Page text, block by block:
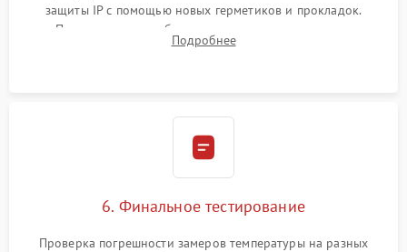
защиты IP с помощью новых герметиков и прокладок.
Программная калибровка матрицы по эталонному
абсолютно черному телу для точного измерения температур.
Подробнее
6. Финальное тестирование
Проверка погрешности замеров температуры на разных